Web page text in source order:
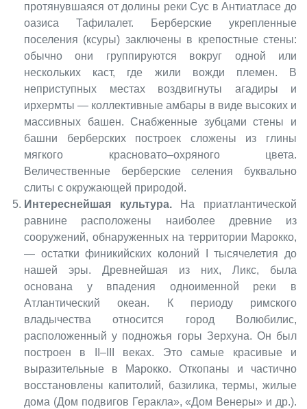
протянувшаяся от долины реки Сус в Антиатласе до
оазиса Тафилалет. Берберские укрепленные
поселения (ксуры) заключены в крепостные стены:
обычно они группируются вокруг одной или
нескольких каст, где жили вожди племен. В
неприступных местах воздвигнуты агадиры и
ирхермты — коллективные амбары в виде высоких и
массивных башен. Снабженные зубцами стены и
башни берберских построек сложены из глины
мягкого красновато–охряного цвета.
Величественные берберские селения буквально
слиты с окружающей природой.
Интереснейшая культура.На приатлантической
равнине расположены наиболее древние из
сооружений, обнаруженных на территории Марокко,
— остатки финикийских колоний I тысячелетия до
нашей эры. Древнейшая из них, Ликс, была
основана у впадения одноименной реки в
Атлантический океан. К периоду римского
владычества относится город Волюбилис,
расположенный у подножья горы Зерхуна. Он был
построен в II–III веках. Это самые красивые и
выразительные в Марокко. Откопаны и частично
восстановлены капитолий, базилика, термы, жилые
дома (Дом подвигов Геракла», «Дом Венеры» и др.).